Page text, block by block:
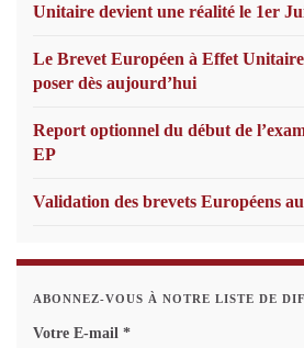
Unitaire devient une réalité le 1er
Le Brevet Européen à Effet
poser dès aujourd’hui
Report optionnel du début de
EP
Validation des brevets Européens
ABONNEZ-VOUS À NOTRE LISTE DE
Votre E-mail *